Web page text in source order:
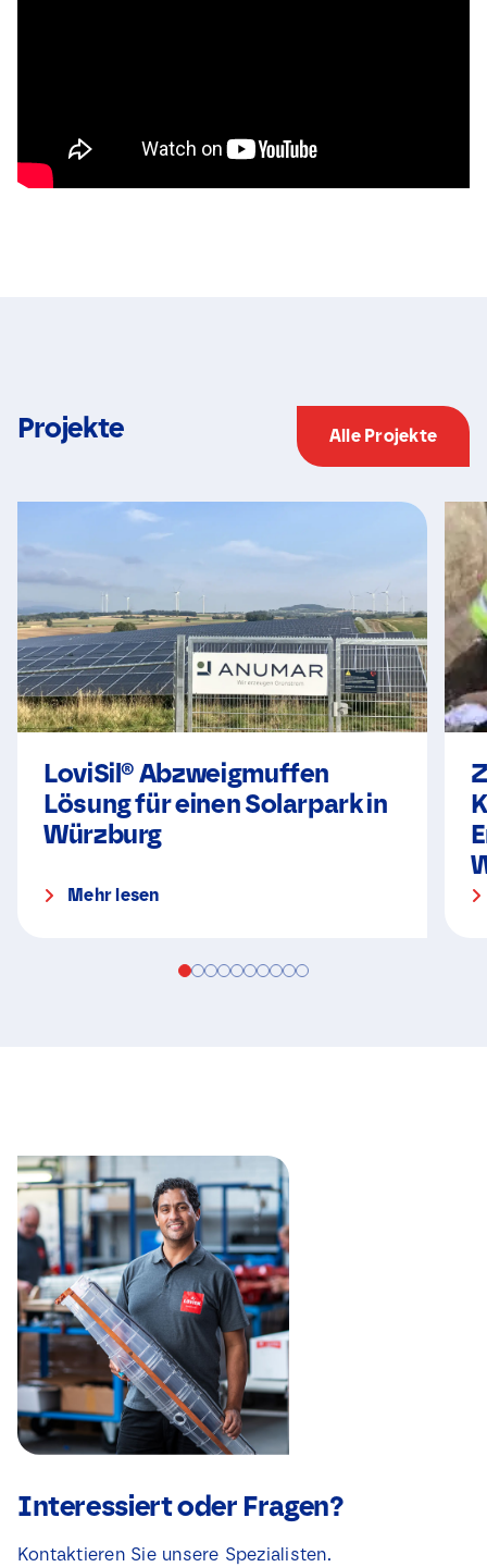
Projekte Alle Projekte
LoviSil® Abzweigmuffen
Lösung für einen Solarpark in
Würzburg
Mehr lesen
Interessiert oder Fragen?
Kontaktieren Sie unsere Spezialisten.